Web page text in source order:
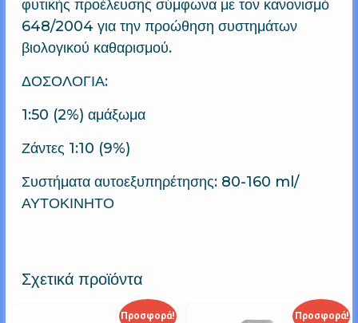
φυτικής προέλευσης σύμφωνα με τον κανονισμό
648/2004 για την προώθηση συστημάτων
βιολογικού καθαρισμού.
ΔΟΣΟΛΟΓΙΑ:
1:50 (2%) αμάξωμα
Ζάντες 1:10 (9%)
Συστήματα αυτοεξυπηρέτησης: 80-160 ml/
ΑΥΤΟΚΙΝΗΤΟ
Σχετικά προϊόντα
Προσφορά! Προσφορά!